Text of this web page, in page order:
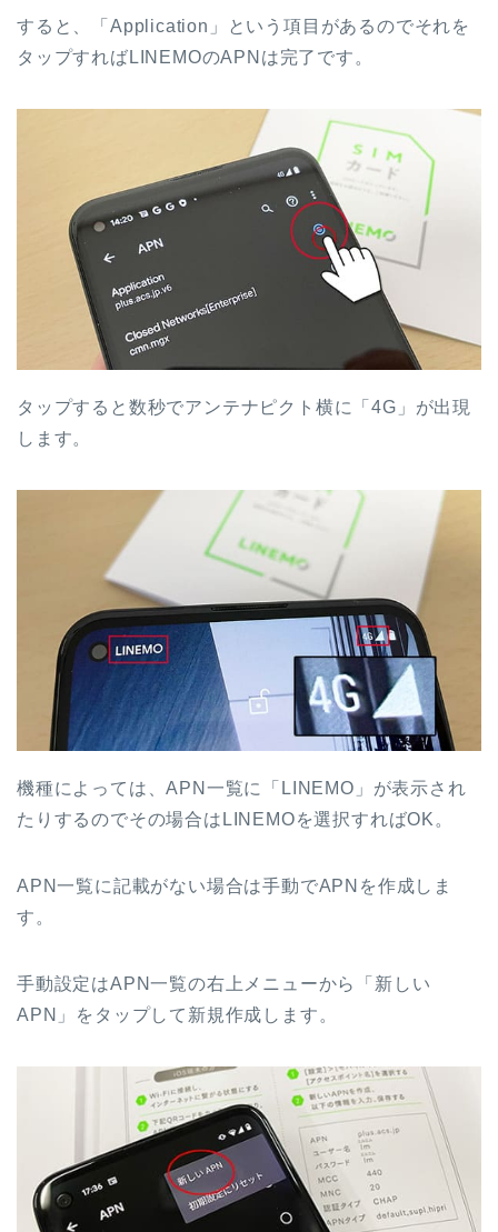
すると、「Application」という項目があるのでそれを
タップすればLINEMOのAPNは完了です。
タップすると数秒でアンテナピクト横に「4G」が出現
します。
機種によっては、APN一覧に「LINEMO」が表示され
たりするのでその場合はLINEMOを選択すればOK。
APN一覧に記載がない場合は手動でAPNを作成しま
す。
手動設定はAPN一覧の右上メニューから「新しい
APN」をタップして新規作成します。